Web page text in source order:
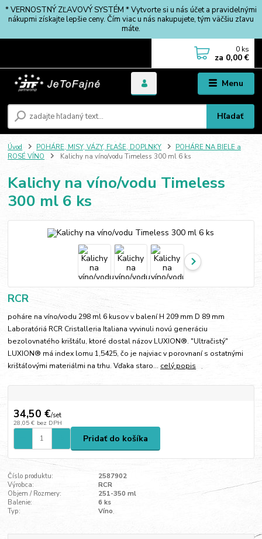
* VERNOSTNÝ ZĽAVOVÝ SYSTÉM * Vytvorte si u nás účet a pravidelnými
nákupmi získajte lepšie ceny. Čím viac u nás nakupujete, tým väčšiu zľavu
máte.
Menu
Hľadať
0 ks
za 0,00 €
Úvod POHÁRE, MISY, VÁZY, FĽAŠE, DOPLNKY
POHÁRE NA BIELE a
ROSÉ VÍNO
Kalichy na víno/vodu Timeless 300 ml 6 ks
Kalichy na víno/vodu Timeless
300 ml 6 ks
RCR
poháre na víno/vodu 298 ml 6 kusov v balení H 209 mm D 89 mm
Laboratóriá RCR Cristalleria Italiana vyvinuli novú generáciu
bezolovnatého krištáľu, ktoré dostal názov LUXION®. "Ultračistý"
LUXION® má index lomu 1,5425, čo je najviac v porovnaní s ostatnými
krištáľovými materiálmi na trhu. Vďaka staro... celý popis
34,50 €/set
28,05 € bez DPH
Pridať do košíka
Číslo produktu:
2587902
Výrobca:
RCR
Objem / Rozmery:
251-350 ml
Balenie:
6 ks
Typ:
Víno